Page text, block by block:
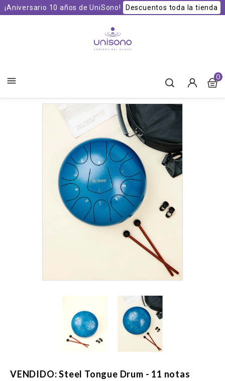
¡Aniversario 10 años de UniSono! Descuentos toda la tienda
 0
VENDIDO: Steel Tongue Drum - 11 notas